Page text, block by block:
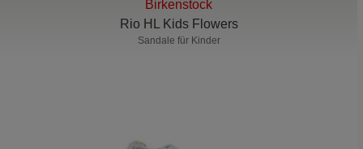
Birkenstock
Rio HL Kids Flowers
Sandale für Kinder